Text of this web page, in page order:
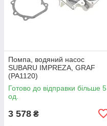
Помпа, водяний насос
SUBARU IMPREZA, GRAF
(PA1120)
Готово до відправки більше 5
од.
3 578 ₴